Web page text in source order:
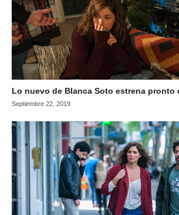
Lo nuevo de Blanca Soto estrena pronto
Septiembre 22, 2019